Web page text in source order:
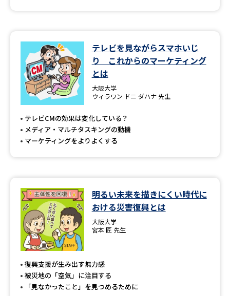
テレビを見ながらスマホいじ
り これからのマーケティング
とは
大阪大学
ウィラワン ドニ ダハナ 先生
テレビCMの効果は変化している？
メディア・マルチタスキングの動機
マーケティングをよりよくする
明るい未来を描きにくい時代に
おける災害復興とは
大阪大学
宮本 匠 先生
復興支援が生み出す無力感
被災地の「空気」に注目する
「見なかったこと」を見つめるために